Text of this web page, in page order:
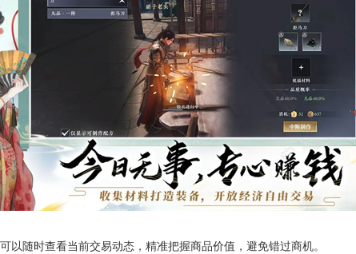
以随时查看当前交易动态，精准把握商品价值，避免错过商机。